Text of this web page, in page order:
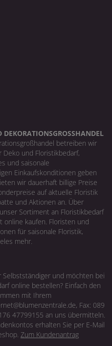
betreiben wir
und Floristikbedarf,
und saisonale
Einkaufskonditionen geben
wir dauerhaft billige Preise
auf aktuelle Floristik
und Aktionen an. Über
Sortiment an Floristikbedarf
online kaufen. Floristen und
für saisonale Floristik,
mehr.
und möchten bei
online bestellen? Einfach den
mit Ihrem
Fax: 089
47799155 an uns übermitteln.
erhalten Sie per E-Mail
Zum Kundenantrag